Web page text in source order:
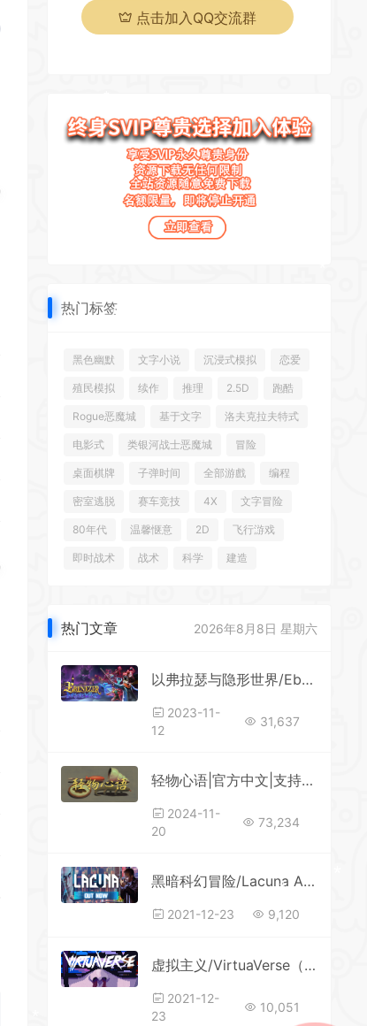
点击加入QQ交流群
热门标签
黑色幽默 文字小说 沉浸式模拟 恋爱
殖民模拟 续作 推理 2.5D 跑酷
Rogue恶魔城 基于文字 洛夫克拉夫特式
电影式 类银河战士恶魔城 冒险
桌面棋牌 子弹时间 全部游戲 编程
密室逃脱 赛车竞技 4X 文字冒险
80年代 温馨惬意 2D 飞行游戏
即时战术 战术 科学 建造
热门文章 2026年8月8日 星期六
以弗拉瑟与隐形世界/Ebenezer and the Invisible World
2023-11-
12
31,637
轻物心语|官方中文|支持手柄|Miniatures
2024-11-
20
73,234
黑暗科幻冒险/Lacuna A Sci-Fi Noir Adventure()
2021-12-23 9,120
虚拟主义/VirtuaVerse（v1.31）()
2021-12-
23
10,051
*
*
*
*
*